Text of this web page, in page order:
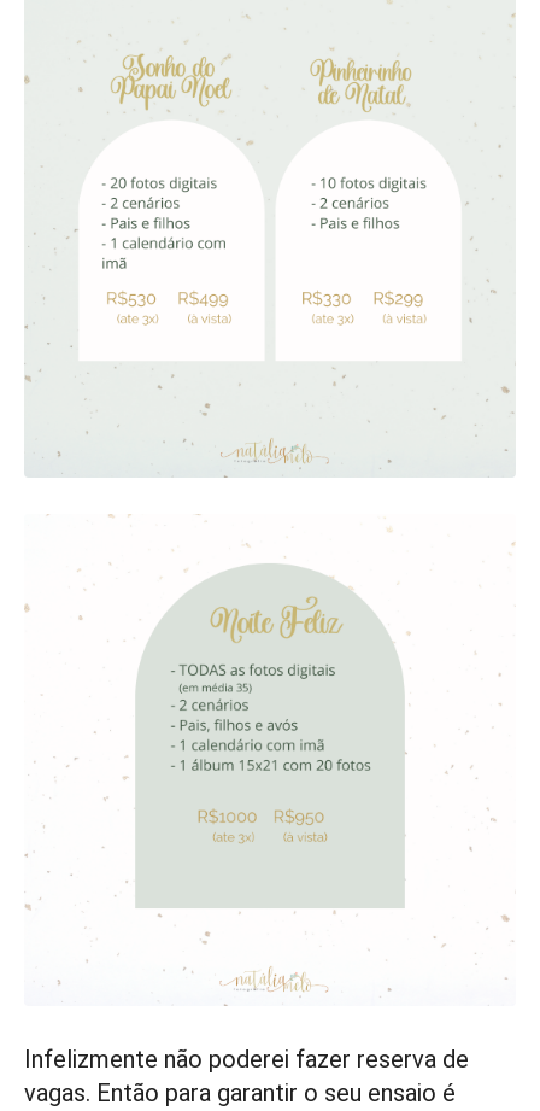
Infelizmente não poderei fazer reserva de
vagas. Então para garantir o seu ensaio é